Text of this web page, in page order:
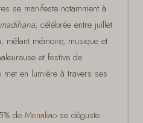
se manifeste notamment à
, célébrée entre juillet
mêlant mémoire, musique et
et festive de
en lumière à travers ses
de Menakao se déguste